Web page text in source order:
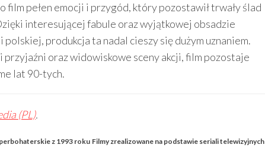
film pełen emocji i przygód, który pozostawił trwały ślad
interesującej fabule oraz wyjątkowej obsadzie
produkcja ta nadal cieszy się dużym uznaniem.
przyjaźni oraz widowiskowe sceny akcji, film pozostaje
lat 90-tych.
(PL).
z 1993 roku Filmy zrealizowane na podstawie seriali telewizyjnych